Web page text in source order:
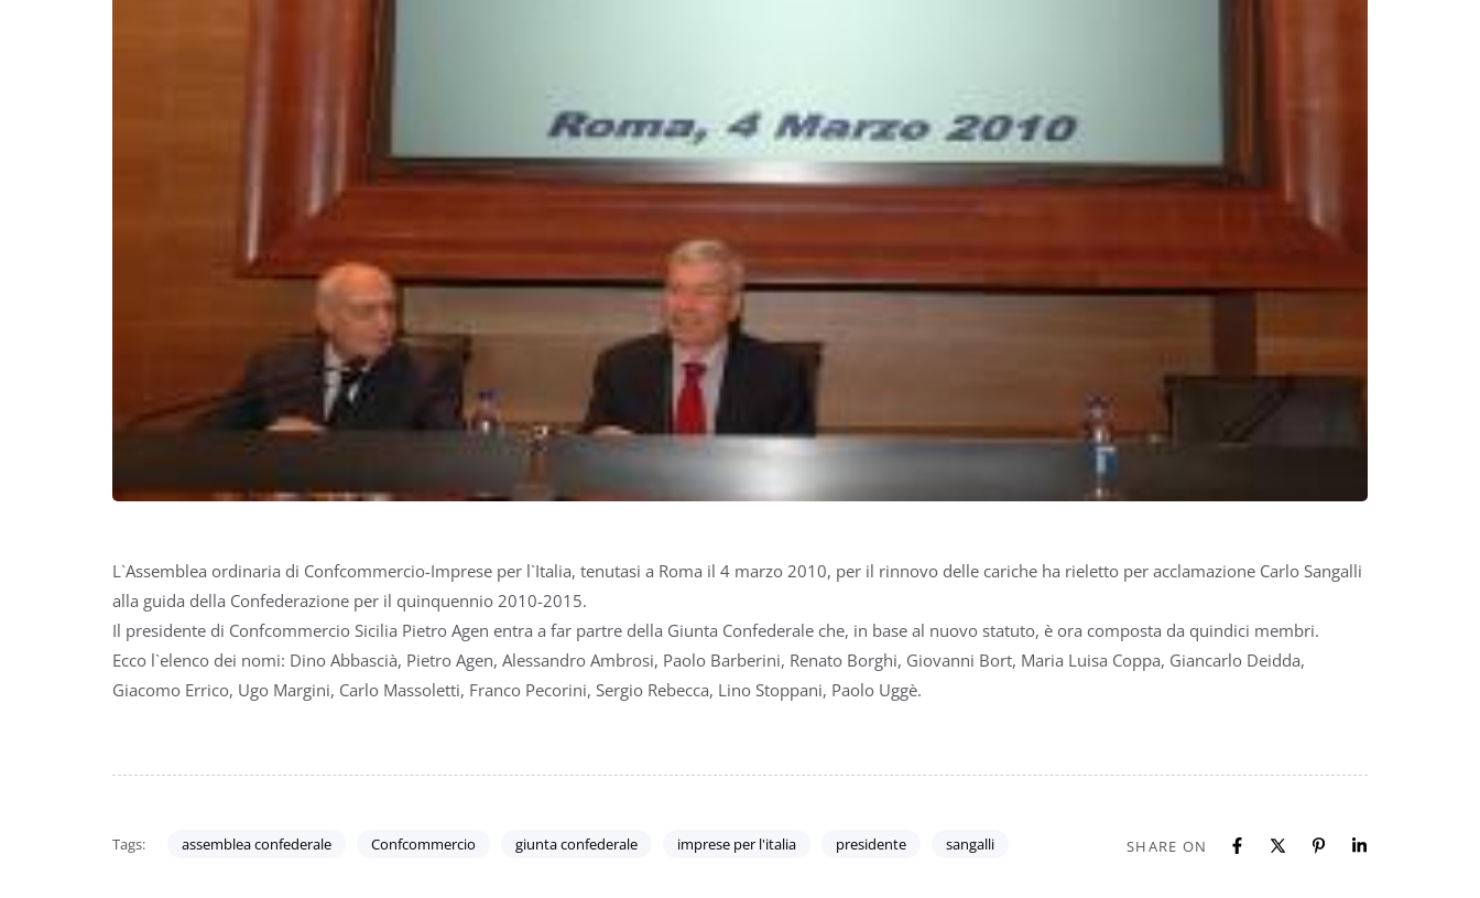
L`Assemblea ordinaria di Confcommercio-Imprese per l`Italia, tenutasi a Roma il 4 marzo 2010, per il rinnovo delle cariche ha rieletto per acclamazione Carlo Sangalli
alla guida della Confederazione per il quinquennio 2010-2015.
Il presidente di Confcommercio Sicilia Pietro Agen entra a far partre della Giunta Confederale che, in base al nuovo statuto, è ora composta da quindici membri.
Ecco l`elenco dei nomi: Dino Abbascià, Pietro Agen, Alessandro Ambrosi, Paolo Barberini, Renato Borghi, Giovanni Bort, Maria Luisa Coppa, Giancarlo Deidda,
Giacomo Errico, Ugo Margini, Carlo Massoletti, Franco Pecorini, Sergio Rebecca, Lino Stoppani, Paolo Uggè.
Tags: assemblea confederale Confcommercio giunta confederale imprese per l'italia presidente sangalli SHARE ON